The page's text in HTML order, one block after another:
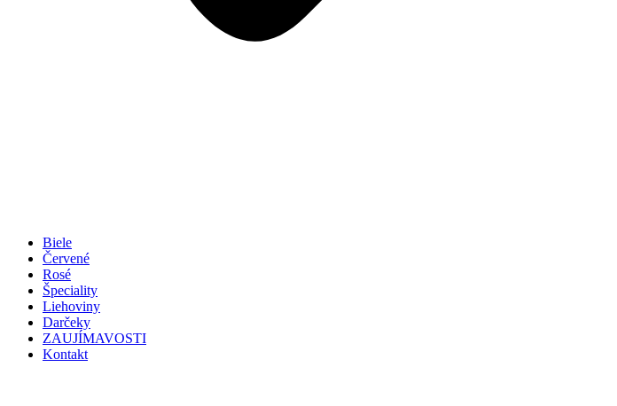
Biele
Červené
Rosé
Špeciality
Liehoviny
Darčeky
ZAUJÍMAVOSTI
Kontakt